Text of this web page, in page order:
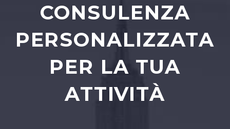
CONSULENZA
PERSONALIZZATA
PER LA TUA
ATTIVITÀ